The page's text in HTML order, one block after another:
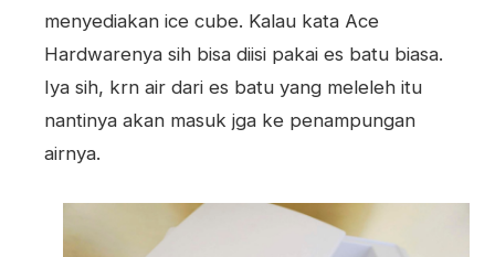
menyediakan ice cube. Kalau kata Ace
Hardwarenya sih bisa diisi pakai es batu biasa.
Iya sih, krn air dari es batu yang meleleh itu
nantinya akan masuk jga ke penampungan
airnya.